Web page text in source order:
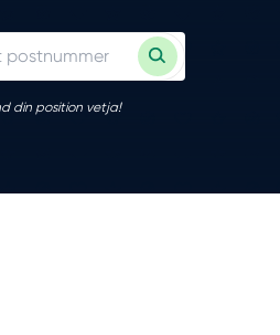
din position vetja!